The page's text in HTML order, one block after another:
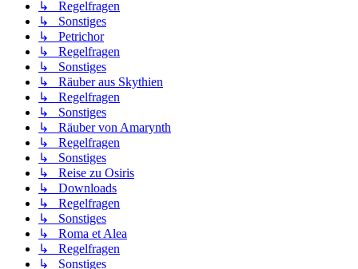
↳ Regelfragen
↳ Sonstiges
↳ Petrichor
↳ Regelfragen
↳ Sonstiges
↳ Räuber aus Skythien
↳ Regelfragen
↳ Sonstiges
↳ Räuber von Amarynth
↳ Regelfragen
↳ Sonstiges
↳ Reise zu Osiris
↳ Downloads
↳ Regelfragen
↳ Sonstiges
↳ Roma et Alea
↳ Regelfragen
↳ Sonstiges